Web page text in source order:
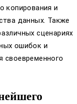
копирования и
данных. Также
сценариях
ошибок и
своевременного